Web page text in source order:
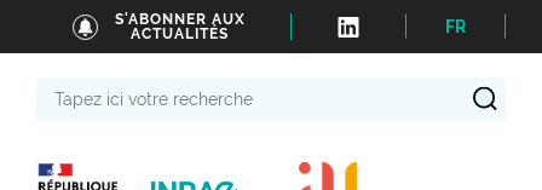
S'ABONNER AUX
ACTUALITÉS
FR